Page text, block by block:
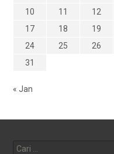
10
11 12
17
18 19
24
25 26
31
« Jan
untuk: